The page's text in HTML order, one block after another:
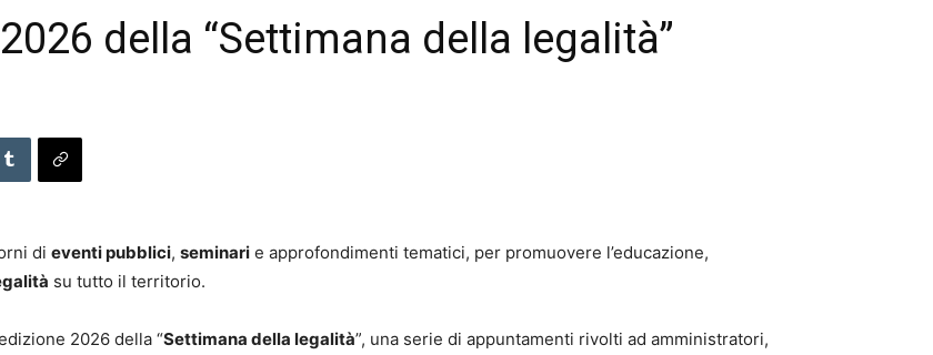
della “Settimana della legalità”
di eventi pubblici, seminari e approfondimenti tematici, per promuovere l’educazione,
su tutto il territorio.
2026 della “Settimana della legalità”, una serie di appuntamenti rivolti ad amministratori,